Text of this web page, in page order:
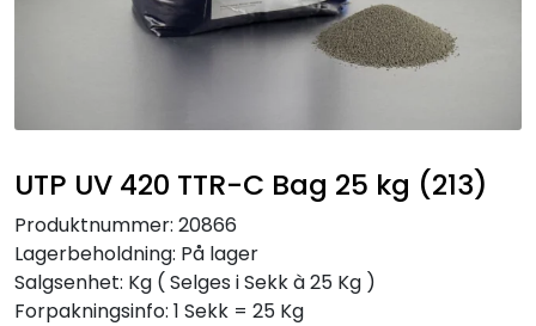
UTP UV 420 TTR-C Bag 25 kg (213)
Produktnummer: 20866
Lagerbeholdning: På lager
Salgsenhet: Kg ( Selges i Sekk à 25 Kg )
Forpakningsinfo: 1 Sekk = 25 Kg